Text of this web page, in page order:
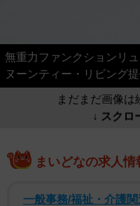
無重力ファンクションリ
ヌーンティー・リビング提
まだまだ画像は
↓ スクロ
まいどなの求人情
一般事務/福祉・介護関